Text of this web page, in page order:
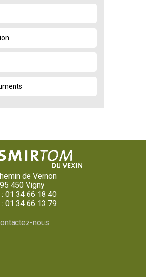
de Vernon
95 450 Vigny
: 01 34 66 18 40
: 01 34 66 13 79
nous